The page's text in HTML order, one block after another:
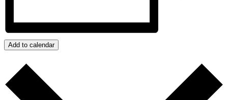
Add to calendar